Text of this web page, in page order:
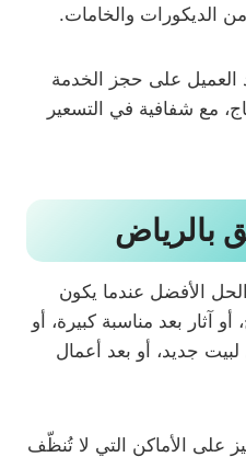
الديكورات والخامات.
العميل على حجز الخدمة
مع شفافية في التسعير
بالرياض
الأفضل عندما يكون
آثار بعد مناسبة كبيرة، أو
لبيت جديد، أو بعد أعمال
على الأماكن التي لا تُنظّف